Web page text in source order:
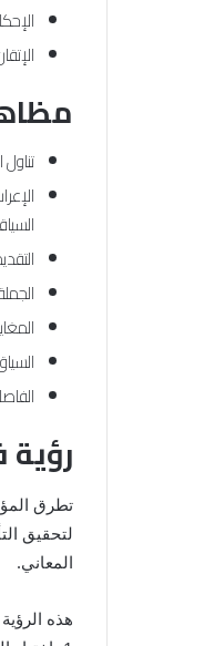
رؤية
تطرق
لتحقيق
المعاني.
هذه